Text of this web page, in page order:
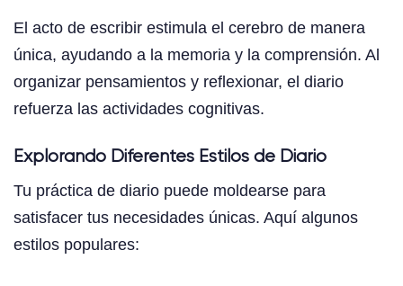
El acto de escribir estimula el cerebro de manera
única, ayudando a la memoria y la comprensión. Al
organizar pensamientos y reflexionar, el diario
refuerza las actividades cognitivas.
Explorando Diferentes Estilos de Diario
Tu práctica de diario puede moldearse para
satisfacer tus necesidades únicas. Aquí algunos
estilos populares: